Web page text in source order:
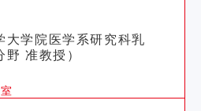
大学院医学系研究科乳
准教授）